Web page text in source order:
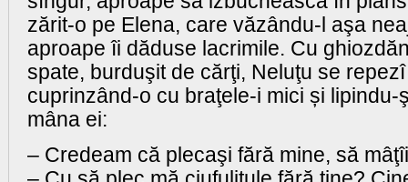
zărit-o pe Elena, care văzându-l aşa
aproape îi dăduse lacrimile. Cu
spate, burduşit de cărţi, Neluţu se
cuprinzând-o cu braţele-i mici și lipindu-
mâna ei:
– Credeam că plecaşi fără mine, să